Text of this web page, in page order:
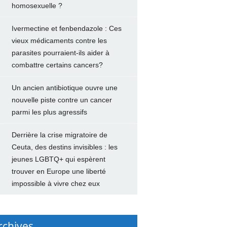
homosexuelle ?
Ivermectine et fenbendazole : Ces
vieux médicaments contre les
parasites pourraient-ils aider à
combattre certains cancers?
Un ancien antibiotique ouvre une
nouvelle piste contre un cancer
parmi les plus agressifs
Derrière la crise migratoire de
Ceuta, des destins invisibles : les
jeunes LGBTQ+ qui espèrent
trouver en Europe une liberté
impossible à vivre chez eux